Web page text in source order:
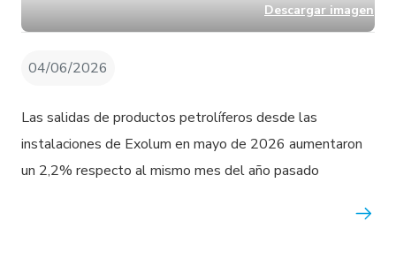
Descargar imagen
04/06/2026
Las salidas de productos petrolíferos desde las
instalaciones de Exolum en mayo de 2026 aumentaron
un 2,2% respecto al mismo mes del año pasado